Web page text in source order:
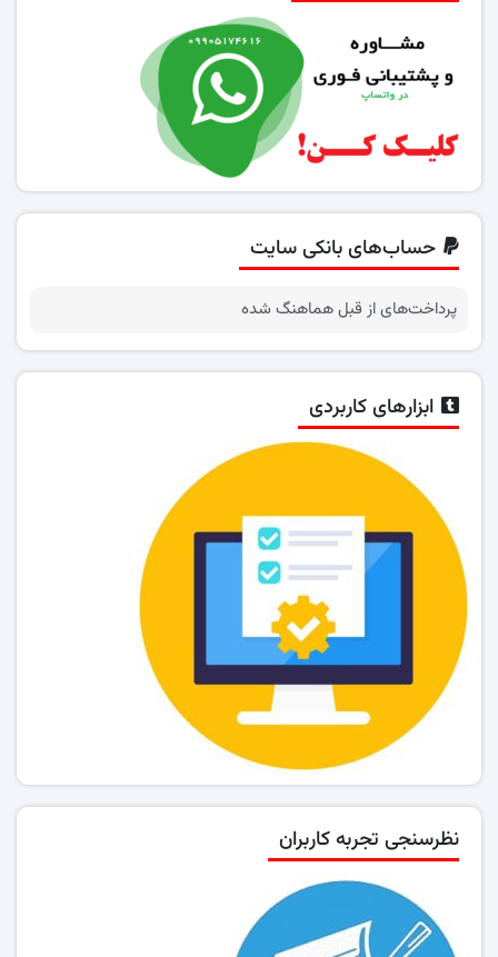
حساب‌های بانکی سایت
پرداخت‌های از قبل هماهنگ شده
ابزارهای کاربردی
نظرسنجی تجربه کاربران